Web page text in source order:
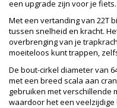
een upgrade zijn voor je fiets.
Met een vertanding van 22T
tussen snelheid en kracht.
overbrenging van je
moeiteloos kunt trappen,
De bout-cirkel diameter van
met een breed scala aan
gebruiken met verschillende
waardoor het een